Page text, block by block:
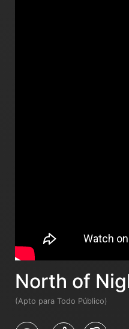
North of
(Apto para Todo Público)